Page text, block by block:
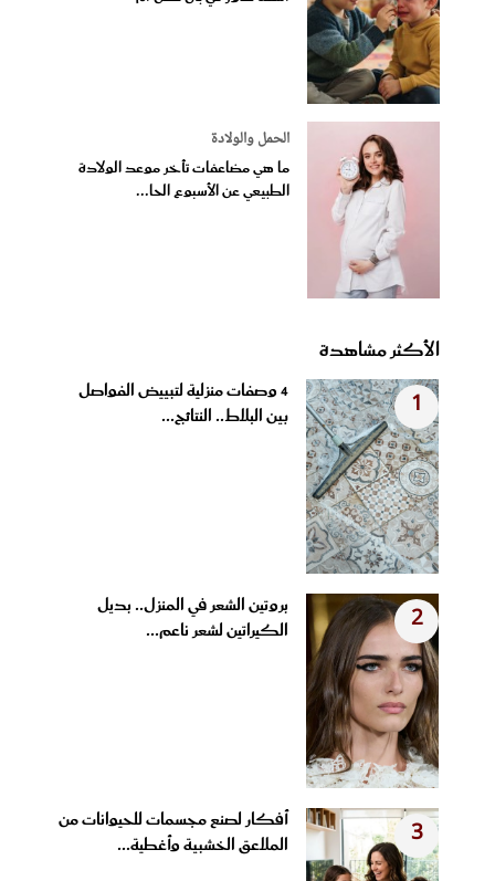
الحمل والولادة
ما هي مضاعفات تأخر موعد الولادة
الطبيعي عن الأسبوع الحا...
الأكثر مشاهدة
1
4 وصفات منزلية لتبييض الفواصل
بين البلاط.. النتائج...
2
بروتين الشعر في المنزل.. بديل
الكيراتين لشعر ناعم...
3
أفكار لصنع مجسمات للحيوانات من
الملاعق الخشبية وأغطية...